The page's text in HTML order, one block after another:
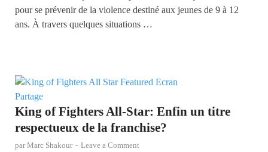
pour se prévenir de la violence destiné aux jeunes de 9 à 12
ans. À travers quelques situations …
King of Fighters All-Star: Enfin un titre
respectueux de la franchise?
parMarc Shakour - Leave a Comment